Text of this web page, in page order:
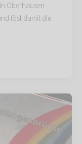
Oberhausen
löst damit die